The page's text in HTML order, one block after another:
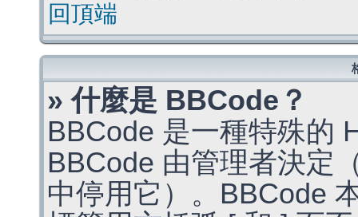
回頂端
» 什麼是 BBCode？
BBCode 是一種特殊的
BBCode 由管理者決定
中停用它）。BBCode